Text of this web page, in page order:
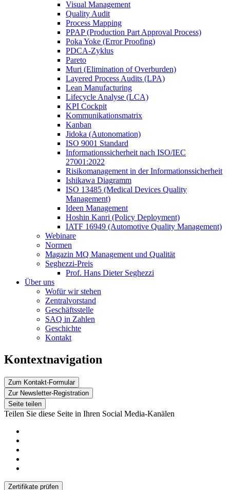
Visual Management
Quality Audit
Process Mapping
PPAP (Production Part Approval Process)
Poka Yoke (Error Proofing)
PDCA-Zyklus
Pareto
Muri (Elimination of Overburden)
Layered Process Audits (LPA)
Lean Manufacturing
Lifecycle Analyse (LCA)
KPI Cockpit
Kommunikationsmatrix
Kanban
Jidoka (Autonomation)
ISO 9001 Standard
Informationssicherheit nach ISO/IEC
27001:2022
Risikomanagement in der Informationssicherheit
Ishikawa Diagramm
ISO 13485 (Medical Devices Quality
Management)
Ideen Management
Hoshin Kanri (Policy Deployment)
IATF 16949 (Automotive Quality Management)
Webinare
Normen
Magazin MQ Management und Qualität
Seghezzi-Preis
Prof. Hans Dieter Seghezzi
Über uns
Wofür wir stehen
Zentralvorstand
Geschäftsstelle
SAQ in Zahlen
Geschichte
Kontakt
Kontextnavigation
Zum Kontakt-Formular
Zur Newsletter-Registration
Seite teilen
Teilen Sie diese Seite in Ihren Social Media-Kanälen
Zertifikate prüfen